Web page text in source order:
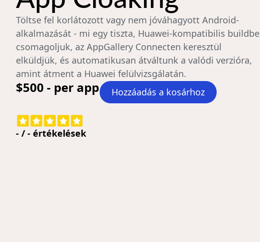
Töltse fel korlátozott vagy nem jóváhagyott Android-
alkalmazását - mi egy tiszta, Huawei-kompatibilis buildbe
csomagoljuk, az AppGallery Connecten keresztül
elküldjük, és automatikusan átváltunk a valódi verzióra,
amint átment a Huawei felülvizsgálatán.
$500 - per app Hozzáadás a kosárhoz
- /- értékelések